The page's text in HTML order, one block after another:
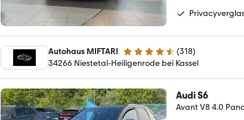
Autohaus MIFTARI 4.7 Sterne (318)
34266 Niestetal-Heiligenrode bei Kassel
Audi S6
Avant V8 4.0